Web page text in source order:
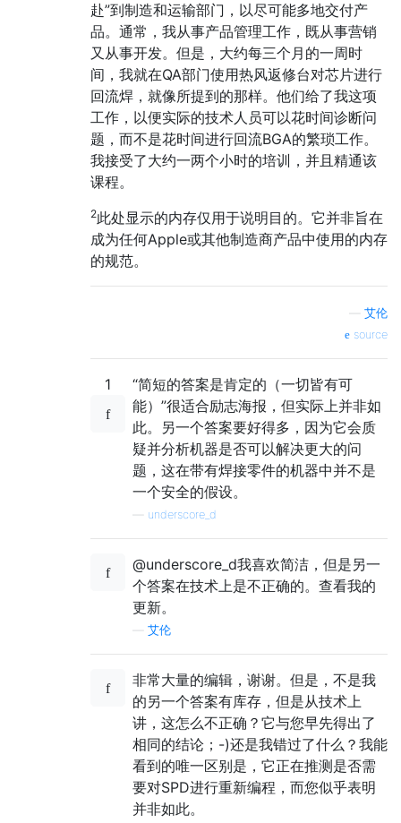
赴”到制造和运输部门，以尽可能多地交付产
品。通常，我从事产品管理工作，既从事营销
又从事开发。但是，大约每三个月的一周时
间，我就在QA部门使用热风返修台对芯片进行
回流焊，就像所提到的那样。他们给了我这项
工作，以便实际的技术人员可以花时间诊断问
题，而不是花时间进行回流BGA的繁琐工作。
我接受了大约一两个小时的培训，并且精通该
课程。
2此处显示的内存仅用于说明目的。它并非旨在
成为任何Apple或其他制造商产品中使用的内存
的规范。
艾伦
source
1
“简短的答案是肯定的（一切皆有可
能）”很适合励志海报，但实际上并非如
此。另一个答案要好得多，因为它会质
疑并分析机器是否可以解决更大的问
题，这在带有焊接零件的机器中并不是
一个安全的假设。
underscore_d
@underscore_d我喜欢简洁，但是另一
个答案在技术上是不正确的。查看我的
更新。
艾伦
非常大量的编辑，谢谢。但是，不是我
的另一个答案有库存，但是从技术上
讲，这怎么不正确？它与您早先得出了
相同的结论；-)还是我错过了什么？我能
看到的唯一区别是，它正在推测是否需
要对SPD进行重新编程，而您似乎表明
并非如此。